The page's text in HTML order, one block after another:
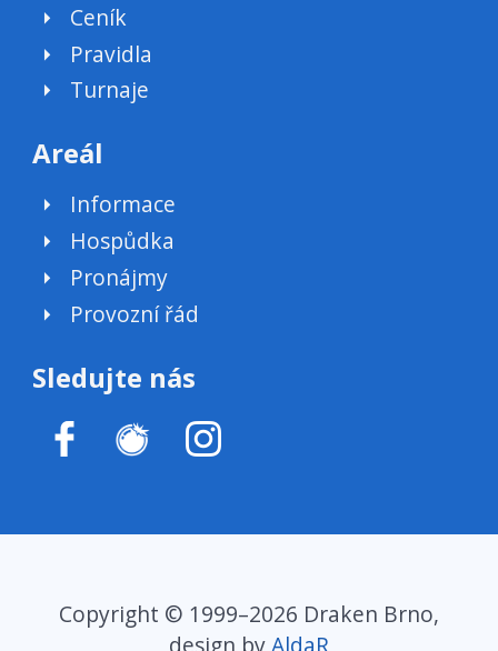
Ceník
Pravidla
Turnaje
Areál
Informace
Hospůdka
Pronájmy
Provozní řád
Sledujte nás
Copyright © 1999–2026 Draken Brno,
design by AldaR